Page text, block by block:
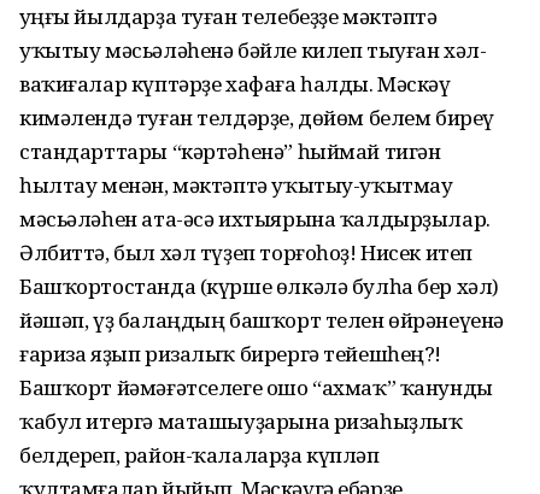
Һуңғы йылдарҙа туған телебеҙҙе мәктәптә
уҡытыу мәсьәләһенә бәйле килеп тыуған хәл-
ваҡиғалар күптәрҙе хафаға һалды. Мәскәү
кимәлендә туған телдәрҙе, дөйөм белем биреү
стандарттары “кәртәһенә” һыймай тигән
һылтау менән, мәктәптә уҡытыу-уҡытмау
мәсьәләһен ата-әсә ихтыярына ҡалдырҙылар.
Әлбиттә, был хәл түҙеп торғоһоҙ! Нисек итеп
Башҡортостанда (күрше өлкәлә булһа бер хәл)
йәшәп, үҙ балаңдың башҡорт телен өйрәнеүенә
ғариза яҙып ризалыҡ бирергә тейешһең?!
Башҡорт йәмәғәтселеге ошо “ахмаҡ” ҡанунды
ҡабул итергә маташыуҙарына ризаһыҙлыҡ
белдереп, район-ҡалаларҙа күпләп